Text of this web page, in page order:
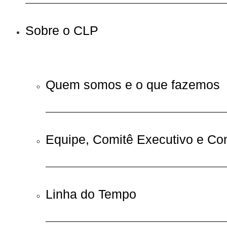
Sobre o CLP
Quem somos e o que fazemos
Equipe, Comitê Executivo e
Linha do Tempo